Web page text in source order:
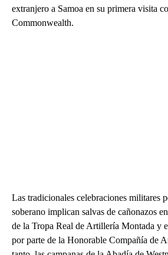
extranjero a Samoa en su primera visita
Commonwealth.
Las tradicionales celebraciones militares
soberano implican salvas de cañonazos
de la Tropa Real de Artillería Montada y
por parte de la Honorable Compañía de